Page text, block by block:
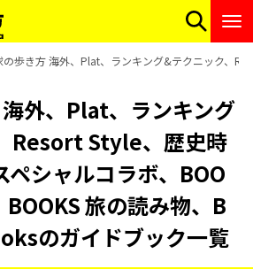
の歩き方 海外、Plat、ランキング&テクニック、
外、Plat、ランキング
Resort Style、歴史時
ペシャルコラボ、BOO
BOOKS 旅の読み物、B
のガイドブック一覧